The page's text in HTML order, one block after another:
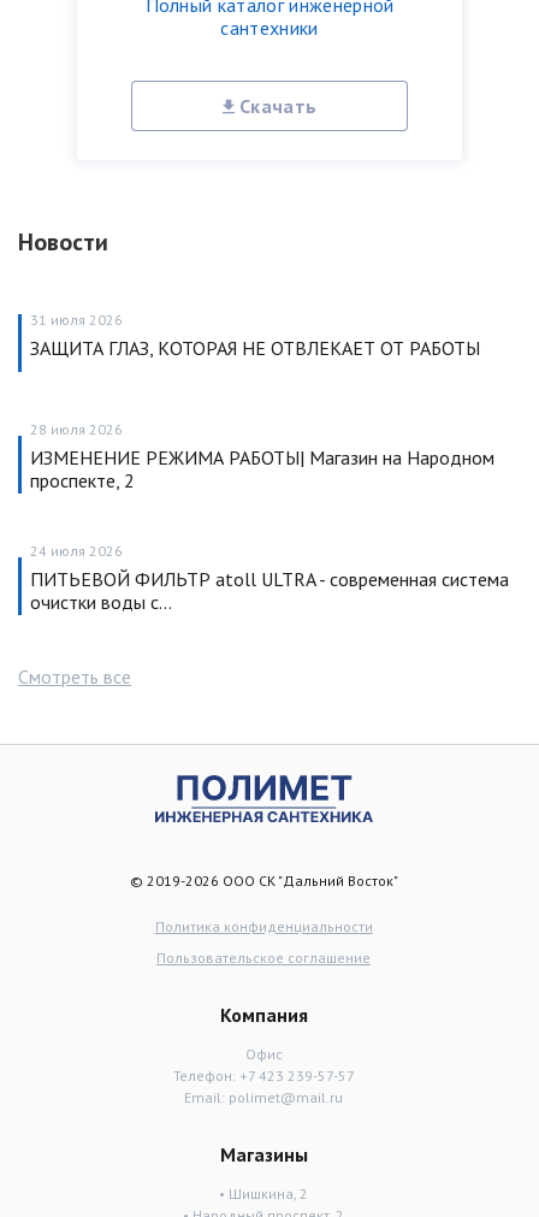
Полный каталог инженерной
сантехники
Скачать
Новости
31 июля 2026
ЗАЩИТА ГЛАЗ, КОТОРАЯ НЕ ОТВЛЕКАЕТ ОТ РАБОТЫ
28 июля 2026
ИЗМЕНЕНИЕ РЕЖИМА РАБОТЫ| Магазин на Народном
проспекте, 2
24 июля 2026
ПИТЬЕВОЙ ФИЛЬТР atoll ULTRA - современная система
очистки воды с…
Смотреть все
© 2019-2026 ООО СК "Дальний Восток"
Политика конфиденциальности
Пользовательское соглашение
Компания
Офис
Телефон: +7 423 239-57-57
Email: polimet@mail.ru
Магазины
• Шишкина, 2